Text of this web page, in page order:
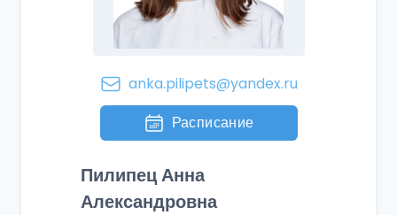
anka.pilipets@yandex.ru
Расписание
Пилипец Анна
Александровна